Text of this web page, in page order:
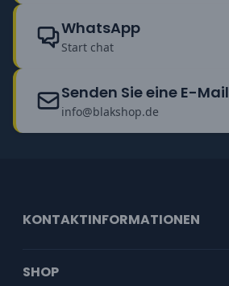
WhatsApp
Start chat
Senden Sie eine E-Mail
info@blakshop.de
KONTAKTINFORMATIONEN
SHOP